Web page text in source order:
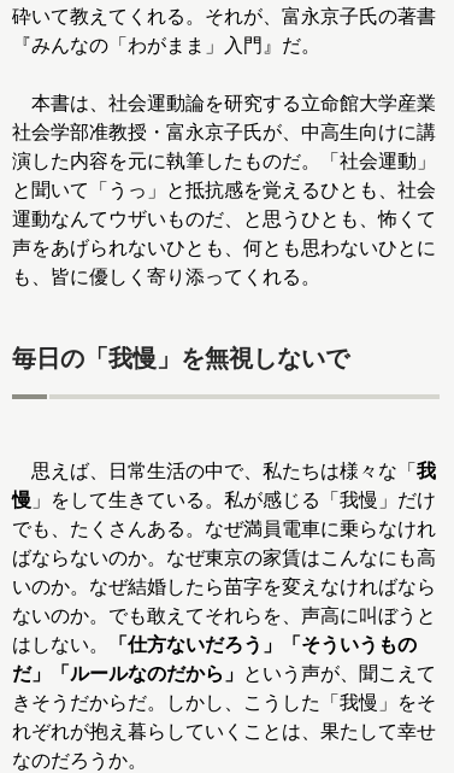
砕いて教えてくれる。それが、富永京子氏の著書
『みんなの「わがまま」入門』だ。
本書は、社会運動論を研究する立命館大学産業
社会学部准教授・富永京子氏が、中高生向けに講
演した内容を元に執筆したものだ。「社会運動」
と聞いて「うっ」と抵抗感を覚えるひとも、社会
運動なんてウザいものだ、と思うひとも、怖くて
声をあげられないひとも、何とも思わないひとに
も、皆に優しく寄り添ってくれる。
毎日の「我慢」を無視しないで
思えば、日常生活の中で、私たちは様々な「 我
慢 」をして生きている。私が感じる「我慢」だけ
でも、たくさんある。なぜ満員電車に乗らなけれ
ばならないのか。なぜ東京の家賃はこんなにも高
いのか。なぜ結婚したら苗字を変えなければなら
ないのか。でも敢えてそれらを、声高に叫ぼうと
はしない。
「仕方ないだろう」「そういうもの
だ」「ルールなのだから」 という声が、聞こえて
きそうだからだ。しかし、こうした「我慢」をそ
れぞれが抱え暮らしていくことは、果たして幸せ
なのだろうか。